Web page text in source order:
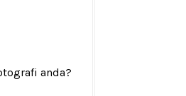
anda?